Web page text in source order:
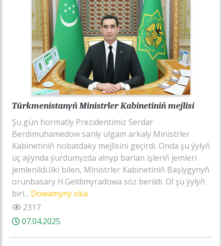
Türkmenistanyň Ministrler Kabinetiniň mejlisi
Şu gün hormatly Prezidentimiz Serdar
Berdimuhamedow sanly ulgam arkaly Ministrler
Kabinetiniň nobatdaky mejlisini geçirdi. Onda şu ýylyň
üç aýynda ýurdumyzda alnyp barlan işleriň jemleri
jemlenildi.Ilki bilen, Ministrler Kabinetiniň Başlygynyň
orunbasary H.Geldimyradowa söz berildi. Ol şu ýylyň
biri... Dowamyny oka
2317
07.04.2025